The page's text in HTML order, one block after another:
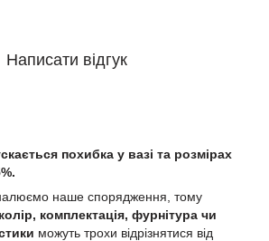
Написати відгук
похибка у вазі та розмірах
наше спорядження, тому
комплектація, фурнітура чи
можуть трохи відрізнятися від